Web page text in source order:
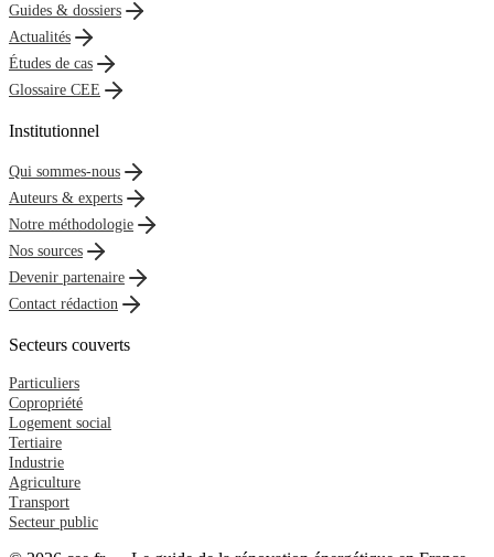
Guides & dossiers
Actualités
Études de cas
Glossaire CEE
Institutionnel
Qui sommes-nous
Auteurs & experts
Notre méthodologie
Nos sources
Devenir partenaire
Contact rédaction
Secteurs couverts
Particuliers
Copropriété
Logement social
Tertiaire
Industrie
Agriculture
Transport
Secteur public